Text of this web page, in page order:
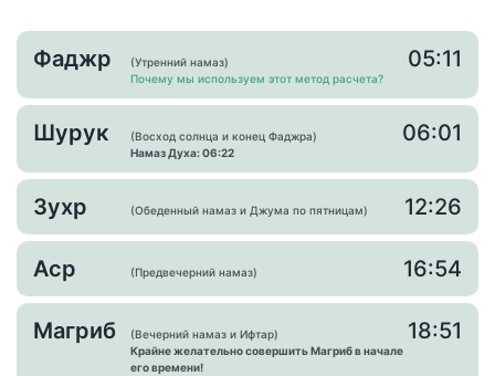
Фаджр
(Утренний намаз)
Почему мы используем этот метод расчета?
05:11
Шурук
(Восход солнца и конец Фаджра)
Намаз Духа: 06:22
06:01
Зухр (Обеденный намаз и Джума по пятницам) 12:26
Аср (Предвечерний намаз) 16:54
Магриб
(Вечерний намаз и Ифтар)
Крайне желательно совершить Магриб в начале
его времени!
18:51